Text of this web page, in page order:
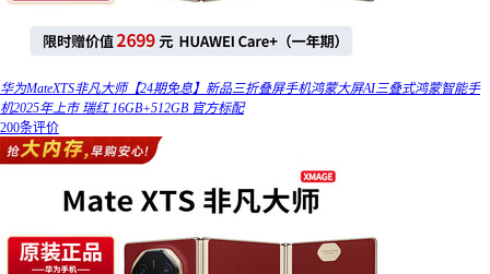
华为MateXTS非凡大师【24期免息】新品三折叠屏手机鸿蒙大屏AI三叠式鸿蒙智能手
机2025年上市 瑞红 16GB+512GB 官方标配
200条评价